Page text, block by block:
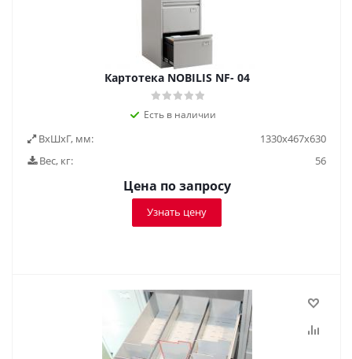
Картотека NOBILIS NF- 04
Есть в наличии
ВxШxГ, мм:
1330х467х630
Вес, кг:
56
Цена по запросу
Узнать цену